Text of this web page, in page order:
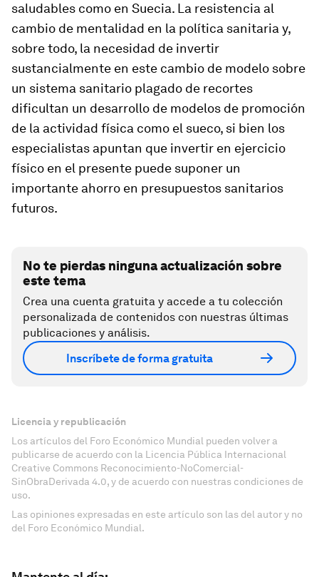
saludables como en Suecia. La resistencia al
cambio de mentalidad en la política sanitaria y,
sobre todo, la necesidad de invertir
sustancialmente en este cambio de modelo sobre
un sistema sanitario plagado de recortes
dificultan un desarrollo de modelos de promoción
de la actividad física como el sueco, si bien los
especialistas apuntan que invertir en ejercicio
físico en el presente puede suponer un
importante ahorro en presupuestos sanitarios
futuros.
No te pierdas ninguna actualización sobre
este tema
Crea una cuenta gratuita y accede a tu colección
personalizada de contenidos con nuestras últimas
publicaciones y análisis.
Inscríbete de forma gratuita
Licencia y republicación
Los artículos del Foro Económico Mundial pueden volver a
publicarse de acuerdo con la Licencia Pública Internacional
Creative Commons Reconocimiento-NoComercial-
SinObraDerivada 4.0, y de acuerdo con nuestras condiciones de
uso.
Las opiniones expresadas en este artículo son las del autor y no
del Foro Económico Mundial.